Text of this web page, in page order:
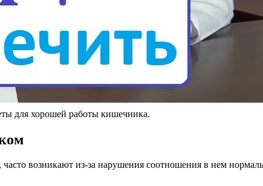
для хорошей работы кишечника.
возникают из-за нарушения соотношения в нем